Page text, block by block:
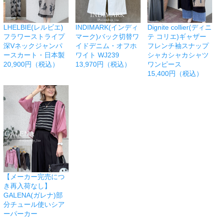
LHELBIE(レルビエ)
フラワーストライプ
深Vネックジャンパ
ースカート・日本製
20,900円（税込）
INDIMARK(インディ
マーク)バック切替ワ
イドデニム・オフホ
ワイト WJ239
13,970円（税込）
Dignite collier(ディニ
テ コリエ)ギャザー
フレンチ袖スナップ
シャカシャカシャツ
ワンピース
15,400円（税込）
【メーカー完売につ
き再入荷なし】
GALENA(ガレナ)部
分チュール使いシア
ーパーカー